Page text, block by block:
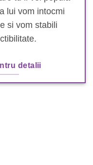
lui vom intocmi
si vom stabili
detalii